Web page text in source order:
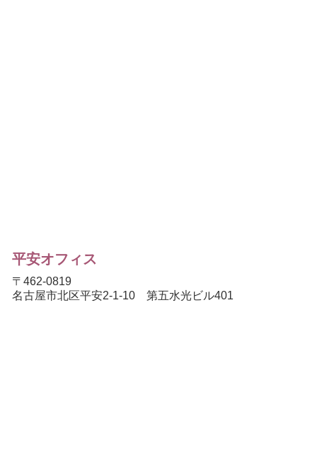
平安オフィス
〒462-0819
名古屋市北区平安2-1-10 第五水光ビル401